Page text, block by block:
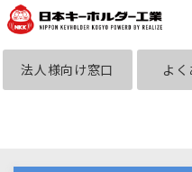
法人様向け窓口 よ